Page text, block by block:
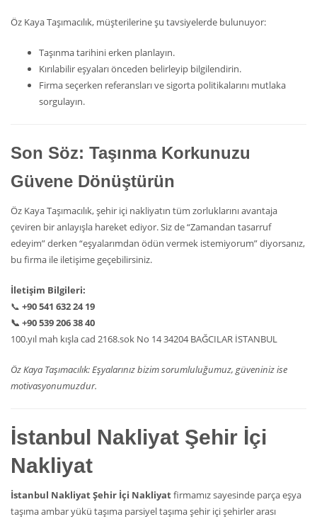
Öz Kaya Taşımacılık, müşterilerine şu tavsiyelerde bulunuyor:
Taşınma tarihini erken planlayın.
Kırılabilir eşyaları önceden belirleyip bilgilendirin.
Firma seçerken referansları ve sigorta politikalarını mutlaka
sorgulayın.
Son Söz: Taşınma Korkunuzu
Güvene Dönüştürün
Öz Kaya Taşımacılık, şehir içi nakliyatın tüm zorluklarını avantaja
çeviren bir anlayışla hareket ediyor. Siz de “Zamandan tasarruf
edeyim” derken “eşyalarımdan ödün vermek istemiyorum” diyorsanız,
bu firma ile iletişime geçebilirsiniz.
İletişim Bilgileri:
📞 +90 541 632 24 19
📞 +90 539 206 38 40
100.yıl mah kışla cad 2168.sok No 14 34204 BAĞCILAR İSTANBUL
Öz Kaya Taşımacılık: Eşyalarınız bizim sorumluluğumuz, güveniniz ise
motivasyonumuzdur.
İstanbul Nakliyat Şehir İçi
Nakliyat
İstanbul Nakliyat Şehir İçi Nakliyatfirmamız sayesinde parça eşya
taşıma ambar yükü taşıma parsiyel taşıma şehir içi şehirler arası